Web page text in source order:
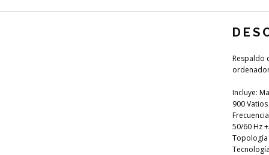
Respaldo
Incluye:
900
50/60 Hz
Topología